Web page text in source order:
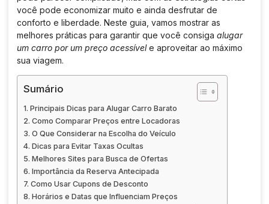
você pode economizar muito e ainda desfrutar de
conforto e liberdade. Neste guia, vamos mostrar as
melhores práticas para garantir que você consiga alugar
um carro por um preço acessívele aproveitar ao máximo
sua viagem.
Sumário
Principais Dicas para Alugar Carro Barato
Como Comparar Preços entre Locadoras
O Que Considerar na Escolha do Veículo
Dicas para Evitar Taxas Ocultas
Melhores Sites para Busca de Ofertas
Importância da Reserva Antecipada
Como Usar Cupons de Desconto
Horários e Datas que Influenciam Preços